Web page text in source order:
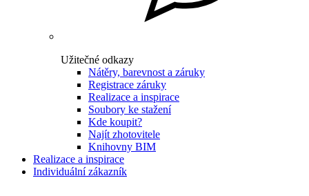
Užitečné odkazy
Nátěry, barevnost a záruky
Registrace záruky
Realizace a inspirace
Soubory ke stažení
Kde koupit?
Najít zhotovitele
Knihovny BIM
Realizace a inspirace
Individuální zákazník